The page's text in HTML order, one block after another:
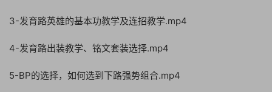
3-发育路英雄的基本功教学及连招教学.mp4
4-发育路出装教学、铭文套装选择.mp4
5-BP的选择，如何选到下路强势组合.mp4